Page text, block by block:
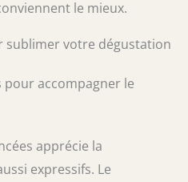
le mieux.
sublimer votre dégustation
pour accompagner le
apprécie la
expressifs. Le